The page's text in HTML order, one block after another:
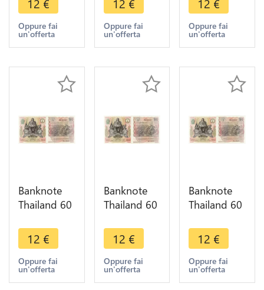
UNC ->
Make offer
12 €
Oppure fai
un'offerta
UNC ->
Make offer
12 €
Oppure fai
un'offerta
UNC ->
Make offer
12 €
Oppure fai
un'offerta
Banknote
Thailand 60
IX1987
UNC ->
Make offer
12 €
Oppure fai
un'offerta
Banknote
Thailand 60
IX1987
UNC ->
Make offer
12 €
Oppure fai
un'offerta
Banknote
Thailand 60
IX1987
UNC ->
Make offer
12 €
Oppure fai
un'offerta